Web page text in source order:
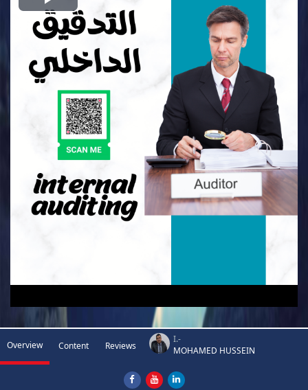
Play
Video
Overview Content Reviews
I.-
MOHAMED HUSSEIN